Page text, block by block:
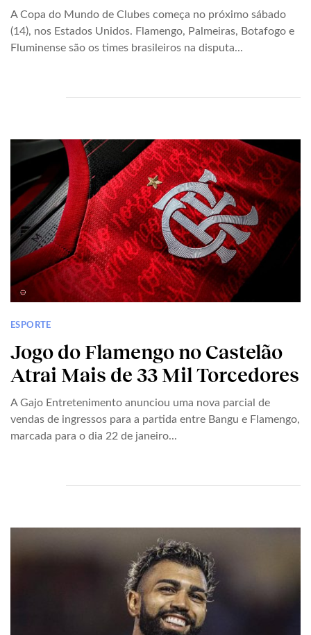
A Copa do Mundo de Clubes começa no próximo sábado
(14), nos Estados Unidos. Flamengo, Palmeiras, Botafogo e
Fluminense são os times brasileiros na disputa...
ESPORTE
Jogo do Flamengo no Castelão
Atrai Mais de 33 Mil Torcedores
A Gajo Entretenimento anunciou uma nova parcial de
vendas de ingressos para a partida entre Bangu e Flamengo,
marcada para o dia 22 de janeiro...